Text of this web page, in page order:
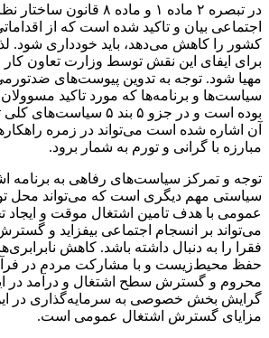
در تبصره ۲ ماده ۱ و ماده ۸
اجتماعی بیان و تاکید شده است که از
کشور را کاهش‌ می‌دهد، باید خودداری شود.
برای ایفای این نقش توسط وزارت تعاون کار
مهیا شود. توجه به تدوین پیوست‌های
سیاست‌ها و برنامه‌ها که مورد تاکید
بوده است و در جزو ۵ بند ۵
آن اشاره شده است می‌تواند در زمره
مبارزه با گرانی و تورم به شمار برود.
توجه و تمرکز سیاست‌های رفاهی به برنامه
سیاستی مهم دیگری است که می‌تواند محل
عمومی با هدف تامین اشتغال موقت و ایجاد
می‌تواند بر انسجام اجتماعی بیفزاید و
فقرا را به ‌دنبال داشته باشد. کاهش
حفظ محیط‌زیست و با مشارکت مردم در
محروم و گسترش سطح اشتغال و درآمد در
گرایش بخش خصوصی به سرمایه‌گذاری در
مزایای گسترش اشتغال عمومی است.